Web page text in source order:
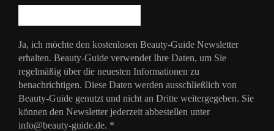
Ja, ich möchte den kostenlosen Beauty-Guide Newsletter
erhalten. Beauty-Guide verwendet Ihre Daten, um Sie
regelmäßig über die neuesten Informationen zu
benachrichtigen. Diese Daten werden ausschließlich von
Beauty-Guide genutzt und nicht an Dritte weitergegeben. Sie
können den Newsletter jederzeit abbestellen unter
info@beauty-guide.de. *